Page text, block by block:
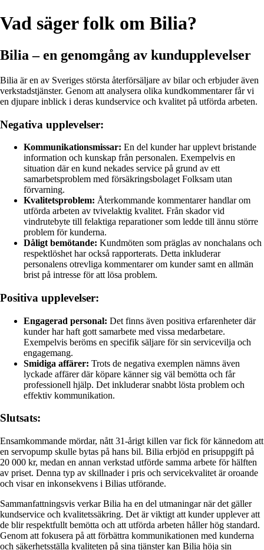
Vad säger folk om Bilia?
Bilia – en genomgång av kundupplevelser
Bilia är en av Sveriges största återförsäljare av bilar och erbjuder även
verkstadstjänster. Genom att analysera olika kundkommentarer får vi
en djupare inblick i deras kundservice och kvalitet på utförda arbeten.
Negativa upplevelser:
Kommunikationsmissar: En del kunder har upplevt bristande
information och kunskap från personalen. Exempelvis en
situation där en kund nekades service på grund av ett
samarbetsproblem med försäkringsbolaget Folksam utan
förvarning.
Kvalitetsproblem: Återkommande kommentarer handlar om
utförda arbeten av tvivelaktig kvalitet. Från skador vid
vindrutebyte till felaktiga reparationer som ledde till ännu större
problem för kunderna.
Dåligt bemötande: Kundmöten som präglas av nonchalans och
respektlöshet har också rapporterats. Detta inkluderar
personalens otrevliga kommentarer om kunder samt en allmän
brist på intresse för att lösa problem.
Positiva upplevelser:
Engagerad personal: Det finns även positiva erfarenheter där
kunder har haft gott samarbete med vissa medarbetare.
Exempelvis beröms en specifik säljare för sin servicevilja och
engagemang.
Smidiga affärer: Trots de negativa exemplen nämns även
lyckade affärer där köpare känner sig väl bemötta och får
professionell hjälp. Det inkluderar snabbt lösta problem och
effektiv kommunikation.
Slutsats:
Ensamkommande mördar, nått 31-årigt killen var fick för kännedom att
en servopump skulle bytas på hans bil. Bilia erbjöd en prisuppgift på
20 000 kr, medan en annan verkstad utförde samma arbete för hälften
av priset. Denna typ av skillnader i pris och servicekvalitet är oroande
och visar en inkonsekvens i Bilias utförande.
Sammanfattningsvis verkar Bilia ha en del utmaningar när det gäller
kundservice och kvalitetssäkring. Det är viktigt att kunder upplever att
de blir respektfullt bemötta och att utförda arbeten håller hög standard.
Genom att fokusera på att förbättra kommunikationen med kunderna
och säkerhetsställa kvaliteten på sina tjänster kan Bilia höja sin